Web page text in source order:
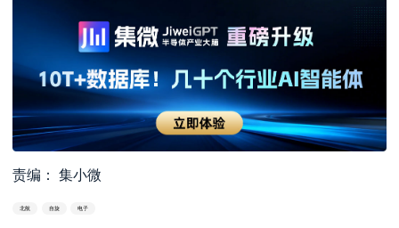
责编： 集小微
北航 自旋 电子